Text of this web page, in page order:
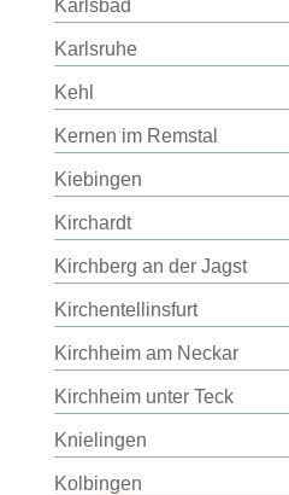
Karlsbad
Karlsruhe
Kehl
Kernen im Remstal
Kiebingen
Kirchardt
Kirchberg an der Jagst
Kirchentellinsfurt
Kirchheim am Neckar
Kirchheim unter Teck
Knielingen
Kolbingen